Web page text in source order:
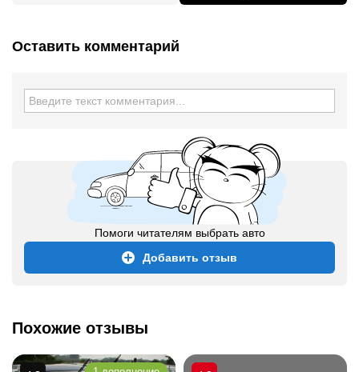
Оставить комментарий
Помоги читателям выбрать авто
Добавить отзыв
Похожие отзывы